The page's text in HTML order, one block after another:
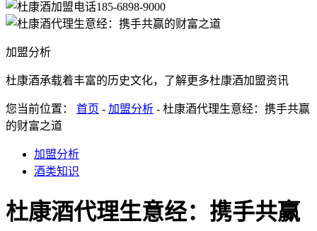
185-6898-9000
加盟分析
杜康酒承载着丰富的历史文化，了解更多杜康酒加盟资讯
您当前位置： 首页 - 加盟分析 - 杜康酒代理生意经：携手共赢
的财富之道
加盟分析
酒类知识
杜康酒代理生意经：携手共赢